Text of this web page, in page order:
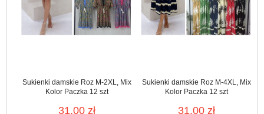
Sukienki damskie Roz M-2XL, Mix
Kolor Paczka 12 szt
31.00 zł
Sukienki damskie Roz M-4XL, Mix
Kolor Paczka 12 szt
31.00 zł